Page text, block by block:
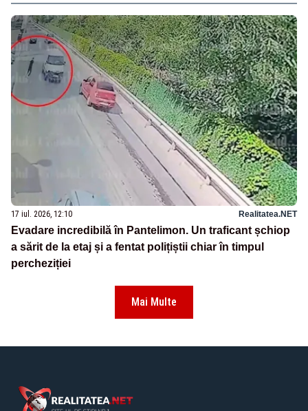
17 iul. 2026, 12:10 Realitatea.NET
Evadare incredibilă în Pantelimon. Un traficant șchiop
a sărit de la etaj și a fentat polițiștii chiar în timpul
percheziției
Mai Multe